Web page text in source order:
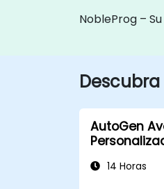
NobleProg –
AutoGen
14 Horas